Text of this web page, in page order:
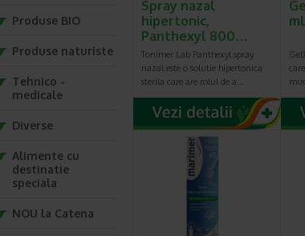
Spray nazal
hipertonic,
Panthexyl 800…
Tonimer Lab Panthexyl spray
nazal este o solutie hipertonica
sterila care are rolul de a…
Produse BIO
Produse naturiste
Tehnico -
medicale
Diverse
Alimente cu
destinatie
speciala
NOU la Catena